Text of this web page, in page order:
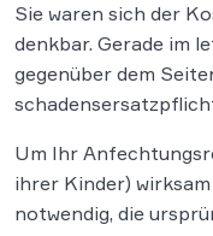
Sie waren sich der
denkbar. Gerade im
gegenüber dem
Um Ihr
ihrer Kinder)
notwendig, die